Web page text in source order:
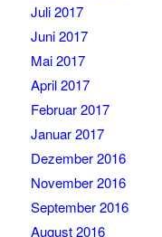
Juli 2017
Juni 2017
Mai 2017
April 2017
Februar 2017
Januar 2017
Dezember 2016
November 2016
September 2016
August 2016